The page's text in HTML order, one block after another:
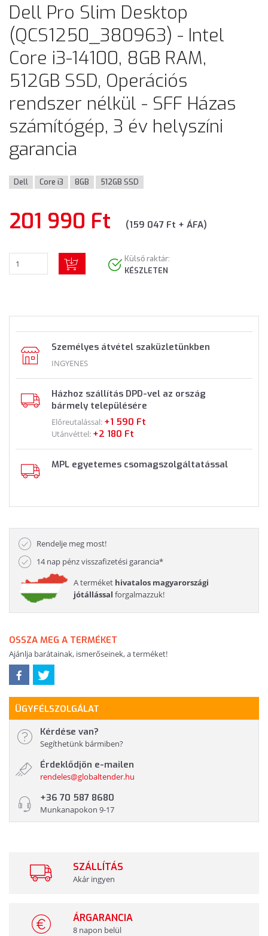
Dell Pro Slim Desktop
(QCS1250_380963) - Intel
Core i3-14100, 8GB RAM,
512GB SSD, Operációs
rendszer nélkül - SFF Házas
számítógép, 3 év helyszíni
garancia
Dell Core i3 8GB 512GB SSD
201 990 Ft (159 047 Ft + ÁFA)
Külső raktár:
KÉSZLETEN
Személyes átvétel szaküzletünkben
INGYENES
Házhoz szállítás DPD-vel az ország
bármely településére
Előreutalással: +1 590 Ft
Utánvéttel: +2 180 Ft
MPL egyetemes csomagszolgáltatással
Rendelje meg most!
14 nap pénz visszafizetési garancia*
A terméket hivatalos magyarországi
jótállással forgalmazzuk!
OSSZA MEG A TERMÉKET
Ajánlja barátainak, ismerőseinek, a terméket!
ÜGYFÉLSZOLGÁLAT
Kérdése van?
Segíthetünk bármiben?
Érdeklődjön e-mailen
rendeles@globaltender.hu
+36 70 587 8680
Munkanapokon 9-17
SZÁLLÍTÁS
Akár ingyen
ÁRGARANCIA
8 napon belül